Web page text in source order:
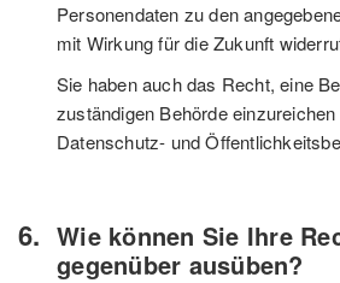
Personendaten zu den
mit Wirkung für die Zukunft
Sie haben auch das Recht, eine
zuständigen Behörde
Datenschutz- und
Wie können Sie Ihre
gegenüber ausüben?